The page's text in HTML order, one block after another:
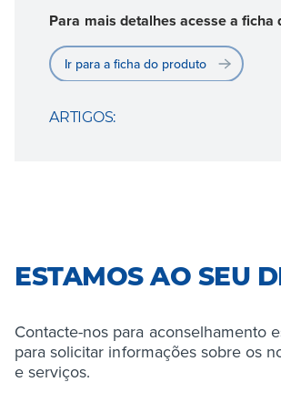
Para mais detalhes acesse a ficha
Ir para a ficha do produto
ARTIGOS:
ESTAMOS AO SEU
Contacte-nos para aconselhamento
para solicitar informações sobre os
e serviços.